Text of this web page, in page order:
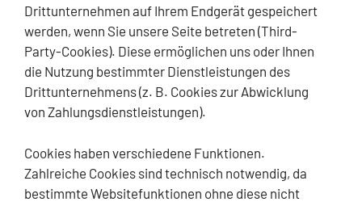
Drittunternehmen auf Ihrem Endgerät gespeichert
werden, wenn Sie unsere Seite betreten (Third-
Party-Cookies). Diese ermöglichen uns oder Ihnen
die Nutzung bestimmter Dienstleistungen des
Drittunternehmens (z. B. Cookies zur Abwicklung
von Zahlungsdienstleistungen).
Cookies haben verschiedene Funktionen.
Zahlreiche Cookies sind technisch notwendig, da
bestimmte Websitefunktionen ohne diese nicht